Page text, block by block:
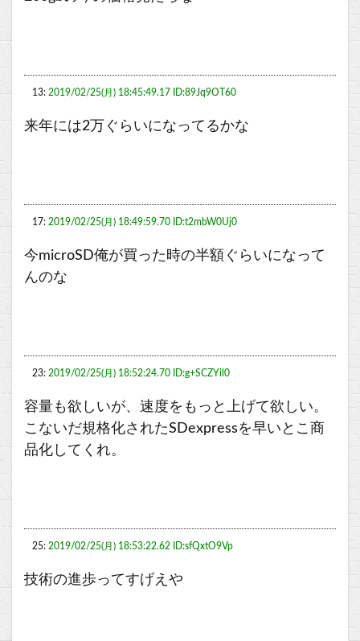
13: 2019/02/25(月) 18:45:49.17 ID:89Jq9OT60
来年には2万ぐらいになってるかな
17: 2019/02/25(月) 18:49:59.70 ID:t2mbW0Uj0
今microSD俺が買った時の半額ぐらいになって
んのな
23: 2019/02/25(月) 18:52:24.70 ID:g+SCZYil0
容量も欲しいが、速度をもっと上げて欲しい。
こないだ規格化されたSDexpressを早いとこ商
品化してくれ。
25: 2019/02/25(月) 18:53:22.62 ID:sfQxtO9Vp
技術の進歩ってすげえや